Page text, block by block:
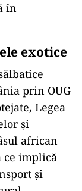
în
exotice
prin OUG
Legea
și
african
ce implică
și